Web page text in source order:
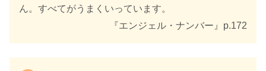
訳者 島津公美
出版年 2021年11月
ん。すべてがうまくいっています。
『エンジェル・ナンバー』p.172